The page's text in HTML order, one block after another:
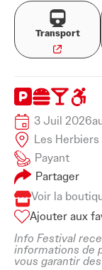
Transport
3 Juil 2026
Les Herbiers
Payant
Partager
Voir la
Ajouter aux
Info Festival
informations de
vous garantir